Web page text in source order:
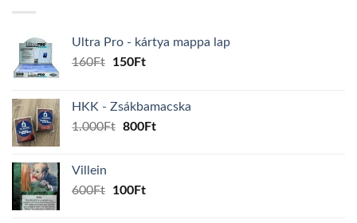
Ultra Pro - kártya mappa lap
160Ft
Original
160Ft.
150FtCurrent
150Ft.
HKK - Zsákbamacska
1.000Ft Original
800FtCurrent
Villein
600Ft
Original
100FtCurrent